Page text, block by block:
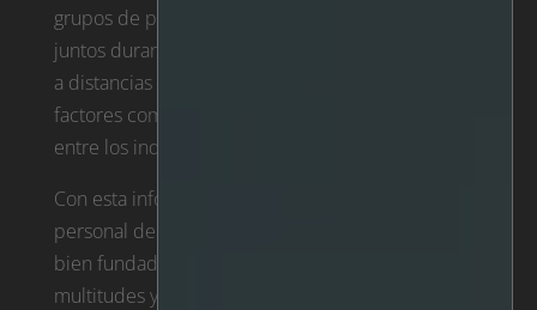
grupos de personas se reúnen y permanecen
juntos durante un periodo de tiempo predefinido
a distancias cortas. Este proceso implica examinar
factores como el tamaño del grupo, la proximidad
entre los individuos y la duración de su reunión.
Con esta información, las autoridades o el
personal de seguridad pueden tomar decisiones
bien fundadas en materia de control de
multitudes y gestión de la seguridad.